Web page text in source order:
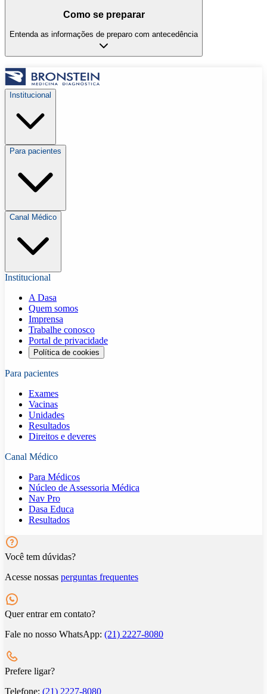
Como se preparar
Entenda as informações de preparo com antecedência
Institucional
Para pacientes
Canal Médico
Institucional
A Dasa
Quem somos
Imprensa
Trabalhe conosco
Portal de privacidade
Política de cookies
Para pacientes
Exames
Vacinas
Unidades
Resultados
Direitos e deveres
Canal Médico
Para Médicos
Núcleo de Assessoria Médica
Nav Pro
Dasa Educa
Resultados
Você tem dúvidas?
Acesse nossas perguntas frequentes
Quer entrar em contato?
Fale no nosso WhatsApp: (21) 2227-8080
Prefere ligar?
Telefone: (21) 2227-8080